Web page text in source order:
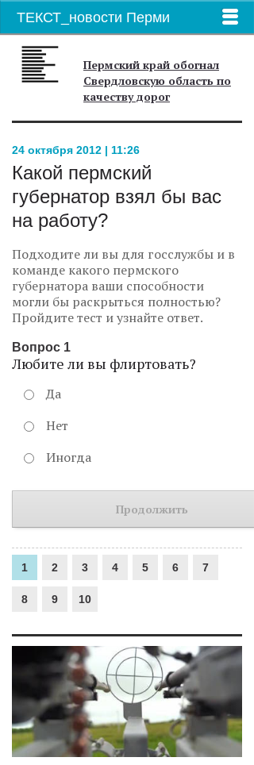
ТЕКСТ_новости Перми
Пермский край обогнал
Свердловскую область по
качеству дорог
24 октября 2012 | 11:26
Какой пермский
губернатор взял бы вас
на работу?
Подходите ли вы для госслужбы и в
команде какого пермского
губернатора ваши способности
могли бы раскрыться полностью?
Пройдите тест и узнайте ответ.
Вопрос 1
Любите ли вы флиртовать?
Да
Нет
Иногда
Продолжить
1 2 3 4 5 6 7
8 9 10